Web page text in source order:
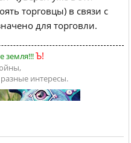
торговцы) в связи с
для торговли.
земля!!!Ъ!
интересы.